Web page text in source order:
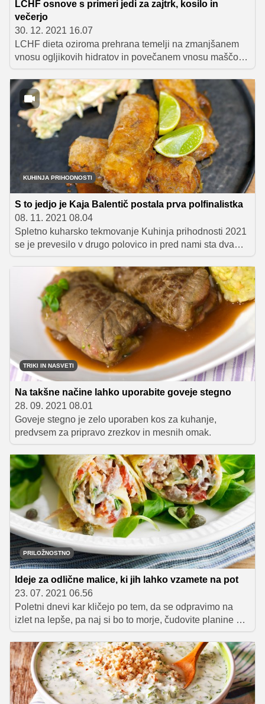
LCHF osnove s primeri jedi za zajtrk, kosilo in
večerjo
30. 12. 2021 16.07
LCHF dieta oziroma prehrana temelji na zmanjšanem
vnosu ogljikovih hidratov in povečanem vnosu maščob.
V nadaljevanju si preberite, katera živila so v prehrani
LCHF dovoljena in katerim se morate odpovedati,
ponujamo pa vam tudi nekaj odličnih receptov, ki bodo
prijetno popestrili vaš jedilnik LCHF.
KUHINJA PRIHODNOSTI
S to jedjo je Kaja Balentič postala prva polfinalistka
08. 11. 2021 08.04
Spletno kuharsko tekmovanje Kuhinja prihodnosti 2021
se je prevesilo v drugo polovico in pred nami sta dva
izjemno zanimiva polfinalna dvoboja, v katerih ne bo
manjkalo kulinarične ustvarjalnosti, dobre volje, pa tudi
zdrave mere tekmovalnosti. V prvem polfinalu sta se na
nasprotnih straneh kuhinjskega pulta znašla edina
preostala ženska predstavnica tekmovanja, Kaja
Balentič, in zmagovalec zadnje četrtfinalne preizkušnje,
Žan Bukovnik. Kateri jedi sta se ta teden znašli na
meniju in katera je bolj očarala stroge žirante? Preverite
v videoposnetku!
TRIKI IN NASVETI
Na takšne načine lahko uporabite goveje stegno
28. 09. 2021 08.01
Goveje stegno je zelo uporaben kos za kuhanje,
predvsem za pripravo zrezkov in mesnih omak.
PRILOŽNOSTNO
Ideje za odlične malice, ki jih lahko vzamete na pot
23. 07. 2021 06.56
Poletni dnevi kar kličejo po tem, da se odpravimo na
izlet na lepše, pa naj si bo to morje, čudovite planine ali
raziskovanje skritih kotičkov naše zelene dežele.
Opremite se z dobro voljo, prijetno družbo in slastnimi
dobrotami. Za vas smo pripravili nekaj odličnih idej za
okusne malice, ki jih lahko vzamete s sabo – vedno in
povsod.